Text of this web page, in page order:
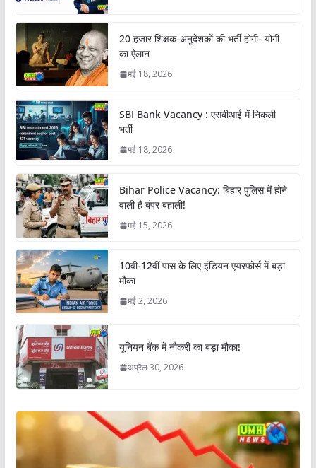
20 हजार शिक्षक-अनुदेशकों की भर्ती होगी- योगी
का ऐलान
मई 18, 2026
SBI Bank Vacancy : एसबीआई में निकली
भर्ती
मई 18, 2026
Bihar Police Vacancy: बिहार पुलिस में होने
वाली है बंपर बहाली!
मई 15, 2026
10वीं-12वीं पास के लिए इंडियन एयरफोर्स में बड़ा
मौका
मई 2, 2026
यूनियन बैंक में नौकरी का बड़ा मौका!
अप्रैल 30, 2026